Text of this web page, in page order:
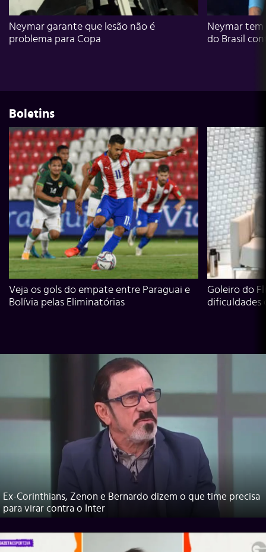
Neymar garante que lesão não é
problema para Copa
Neymar
do Brasil
Boletins
Veja os gols do empate entre Paraguai e
Bolívia pelas Eliminatórias
Goleiro do
dificuldades
Ex-Corinthians, Zenon e Bernardo dizem o que time precisa
para virar contra o Inter